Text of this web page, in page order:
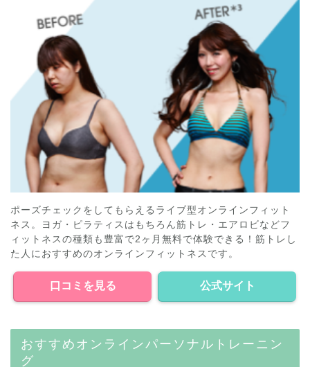
ポーズチェックをしてもらえるライブ型オンラインフィット
ネス。ヨガ・ピラティスはもちろん筋トレ・エアロビなどフ
ィットネスの種類も豊富で2ヶ月無料で体験できる！筋トレし
た人におすすめのオンラインフィットネスです。
口コミを見る 公式サイト
おすすめオンラインパーソナルトレーニン
グ